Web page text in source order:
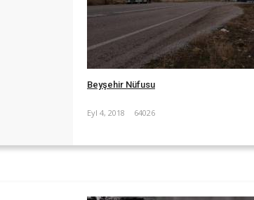
Beyşehir Nüfusu
Eyl 4, 2018 64026